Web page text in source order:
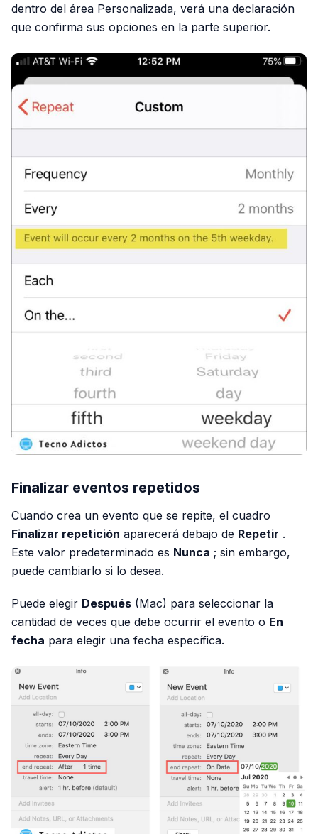
dentro del área Personalizada, verá una declaración
que confirma sus opciones en la parte superior.
Finalizar eventos repetidos
Cuando crea un evento que se repite, el cuadro
Finalizar repetición aparecerá debajo de Repetir .
Este valor predeterminado es Nunca ; sin embargo,
puede cambiarlo si lo desea.
Puede elegir Después (Mac) para seleccionar la
cantidad de veces que debe ocurrir el evento o En
fecha para elegir una fecha específica.